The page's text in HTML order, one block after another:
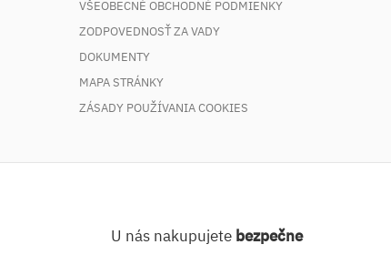
VŠEOBECNÉ OBCHODNÉ PODMIENKY
ZODPOVEDNOSŤ ZA VADY
DOKUMENTY
MAPA STRÁNKY
ZÁSADY POUŽÍVANIA COOKIES
U nás nakupujete bezpečne